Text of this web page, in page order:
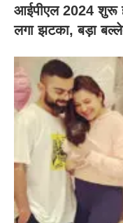
आईपीएल 2024 शुरू
लगा झटका, बड़ा